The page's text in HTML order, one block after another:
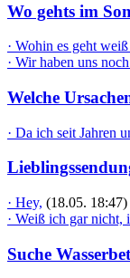
Wo gehts im
· Wohin es geht
· Wir haben uns
Welche
· Da ich seit Jahren
· Hey, (18.05. 18:47)
· Weiß ich gar nicht,
Suche